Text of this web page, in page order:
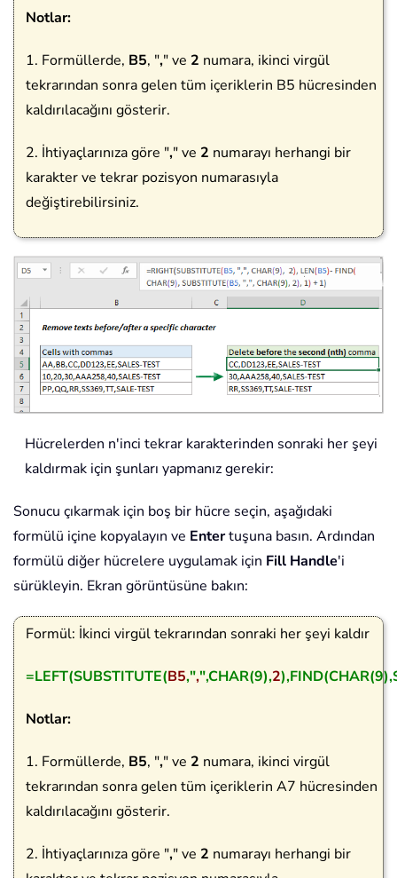
Notlar:
1. Formüllerde, B5, "," ve 2 numara, ikinci virgül
tekrarından sonra gelen tüm içeriklerin B5 hücresinden
kaldırılacağını gösterir.
2. İhtiyaçlarınıza göre "," ve 2 numarayı herhangi bir
karakter ve tekrar pozisyon numarasıyla
değiştirebilirsiniz.
Hücrelerden n'inci tekrar karakterinden sonraki her şeyi
kaldırmak için şunları yapmanız gerekir:
Sonucu çıkarmak için boş bir hücre seçin, aşağıdaki
formülü içine kopyalayın ve Entertuşuna basın. Ardından
formülü diğer hücrelere uygulamak için Fill Handle'i
sürükleyin. Ekran görüntüsüne bakın:
Formül: İkinci virgül tekrarından sonraki her şeyi kaldır
=LEFT(SUBSTITUTE(B5,",",CHAR(9),2
Notlar:
1. Formüllerde, B5, "," ve 2 numara, ikinci virgül
tekrarından sonra gelen tüm içeriklerin A7 hücresinden
kaldırılacağını gösterir.
2. İhtiyaçlarınıza göre "," ve 2 numarayı herhangi bir